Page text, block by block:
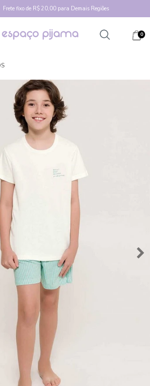
fixo de R$ 20,00 para Demais Regiões
0